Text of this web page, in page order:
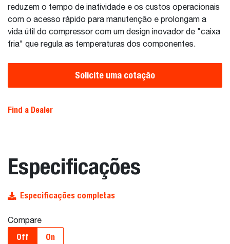
reduzem o tempo de inatividade e os custos operacionais
com o acesso rápido para manutenção e prolongam a
vida útil do compressor com um design inovador de "caixa
fria" que regula as temperaturas dos componentes.
Solicite uma cotação
Find a Dealer
Especificações
Especificações completas
Compare
Off On